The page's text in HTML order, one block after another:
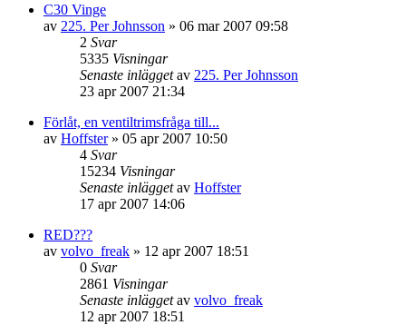
C30 Vinge
av 225. Per Johnsson » 06 mar 2007 09:58
2 Svar
5335 Visningar
Senaste inläggetav 225. Per Johnsson
23 apr 2007 21:34
Förlåt, en ventiltrimsfråga till...
av Hoffster» 05 apr 2007 10:50
4 Svar
15234 Visningar
Senaste inläggetav Hoffster
17 apr 2007 14:06
RED???
av volvo_freak » 12 apr 2007 18:51
0 Svar
2861 Visningar
Senaste inläggetav volvo_freak
12 apr 2007 18:51